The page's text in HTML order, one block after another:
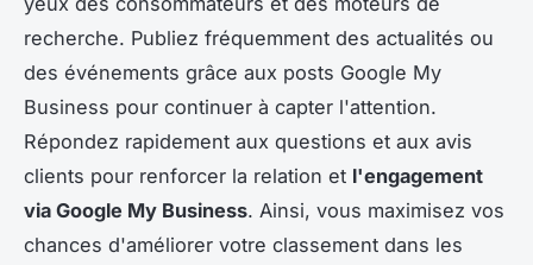
recherche. Publiez fréquemment des actualités ou
des événements grâce aux posts Google My
Business pour continuer à capter l'attention.
Répondez rapidement aux questions et aux avis
clients pour renforcer la relation et l'engagement
via Google My Business. Ainsi, vous maximisez vos
chances d'améliorer votre classement dans les